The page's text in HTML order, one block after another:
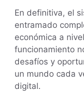
En definitiva, el
entramado
económica a
funcionamiento
desafíos y
un mundo cada
digital.